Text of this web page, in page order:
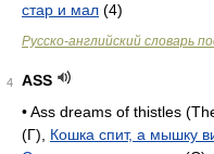
стар и мал (4)
Русско-английский словарь
4
ASS
• Ass dreams of thistles
(Г), Кошка спит, а мышку